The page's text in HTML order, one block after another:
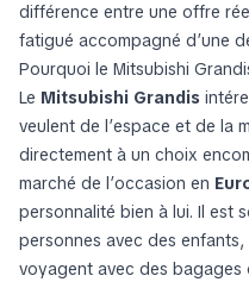
différence entre une offre
fatigué accompagné d’une
Pourquoi le Mitsubishi
Le Mitsubishi Grandis
veulent de l’espace et de la
directement à un choix
marché de l’occasion en
personnalité bien à lui. Il est
personnes avec des
voyagent avec des bagages